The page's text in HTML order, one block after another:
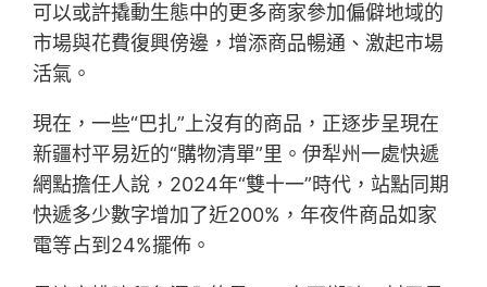
可以或許撬動生態中的更多商家參加偏僻地域的
市場與花費復興傍邊，增添商品暢通、激起市場
活氣。
現在，一些“巴扎”上沒有的商品，正逐步呈現在
新疆村平易近的“購物清單”里。伊犁州一處快遞
網點擔任人說，2024年“雙十一”時代，站點同期
快遞多少數字增加了近200%，年夜件商品如家
電等占到24%擺佈。